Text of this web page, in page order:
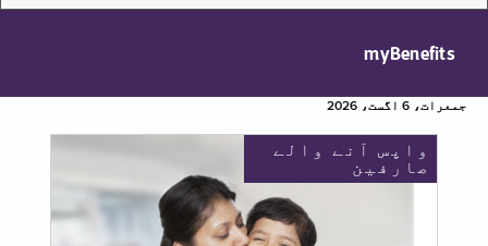
myBenefits
جمعرات، 6 اگست، 2026
واپس آنے والے
صارفین